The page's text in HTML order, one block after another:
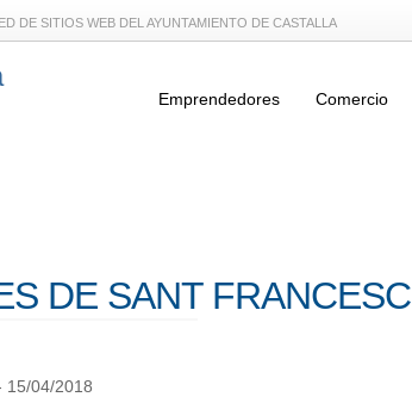
DE SITIOS WEB DEL AYUNTAMIENTO DE CASTALLA
Emprendedores Comercio
DE SANT FRANCESC
15/04/2018